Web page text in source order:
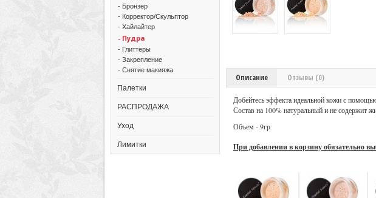
- Бронзер
- Корректор/Скульптор
- Хайлайтер
- Пудра
- Глиттеры
- Закрепление
- Снятие макияжа
Палетки
РАСПРОДАЖА
Уход
Лимитки
Описание Отзывы (0)
Добейтесь эффекта идеальной кожи с
Состав на 100% натуральный и не содержит
Объем - 9гр
При добавлении в корзину обязательно